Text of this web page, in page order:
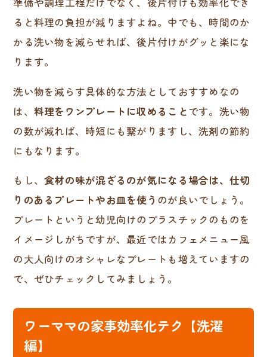
ると料理の負担が減りますよね。中でも、時間のか
かる洗い物を減らせれば、後片付けがグッと楽にな
ります。
洗い物を減らす具体的な方法としておすすめなの
は、 料理をワンプレートに収めることです。洗い物
の数が減れば、時短にも繋がりますし、洗剤の節約
にもなります。
もし、食材の味が混ざるのが気になる場合は、仕切
りのあるプレートやお皿を使う のが良いでしょう。
プレートというと幼児向けのプラスチックのものを
イメージしがちですが、最近ではカフェメニュー風
の大人向けのオシャレなプレートも増えていますの
で、ぜひチェックしてみましょう。
ワーママの家事効率化テク【洗濯
編】